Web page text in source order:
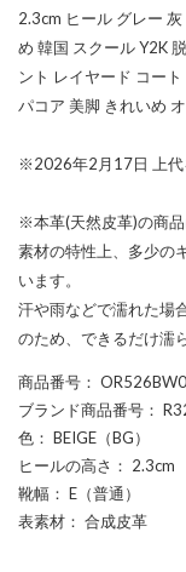
2.3cm ヒール グレー
め 韓国 スクール Y2K
ント レイヤード コー
パコア 美脚 きれいめ
※2026年2月17日 上代
※本革(天然皮革)の商
素材の特性上、多少の
います。
汗や雨などで濡れた場
のため、できるだけ濡
商品番号 ：
ブランド商品番号 ：
色 ： BEIGE（BG）
ヒールの高さ ： 2.3cm
靴幅 ： E（普通）
表素材 ： 合成皮革